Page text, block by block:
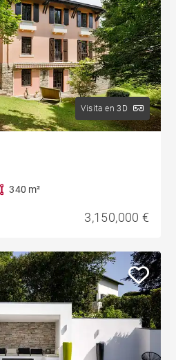
Visita en 3D
340 m²
3,150,000 €